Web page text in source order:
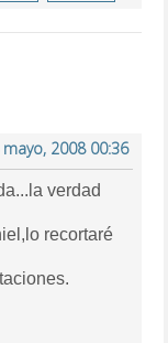
mayo, 2008 00:36
verdad
recortaré